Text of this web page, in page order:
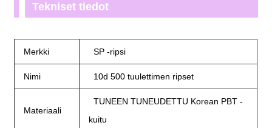
Tekniset tiedot
Merkki SP -ripsi
Nimi 10d 500 tuulettimen ripset
Materiaali
TUNEEN TUNEUDETTU Korean PBT -
kuitu